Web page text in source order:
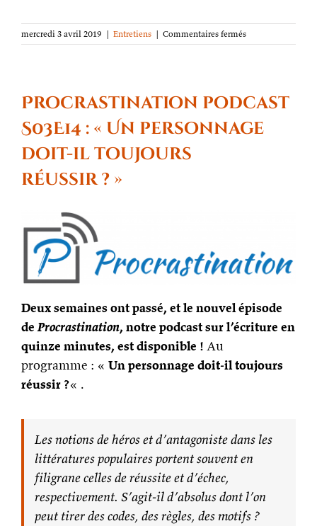
mercredi 3 avril 2019 | Entretiens | Commentaires ferméssur
Pourquoi
Procrastination podcast
S03E14 : « Un personnage
doit-il toujours
réussir ? »
Deux semaines ont passé, et le nouvel épisode
deProcrastination, notre podcast sur l’écriture en
quinze minutes, est disponible ! Au
programme : « Un personnage doit-il toujours
réussir ?« .
Les notions de héros et d’antagoniste dans les
littératures populaires portent souvent en
filigrane celles de réussite et d’échec,
respectivement. S’agit-il d’absolus dont l’on
peut tirer des codes, des règles, des motifs ?